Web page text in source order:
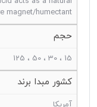
magnet/humectant.
حجم
15 ، 30 ، 50 ، 125
کشور مبدا برند
آمریکا